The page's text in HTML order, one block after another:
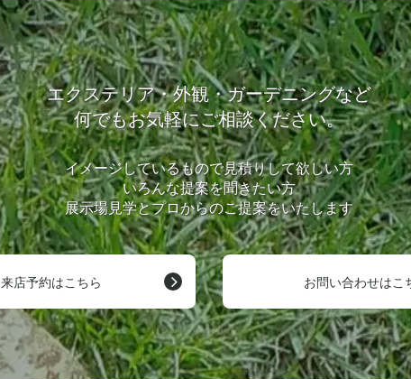
エクステリア・外観・ガーデニングなど
何でもお気軽にご相談ください。
イメージしているもので見積りして欲しい方
いろんな提案を聞きたい方
展示場見学とプロからのご提案をいたします
来店予約はこちら お問い合わせはこ